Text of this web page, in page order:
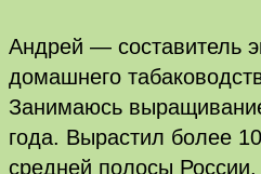
Андрей — составитель
домашнего
Занимаюсь
года. Вырастил более
средней полосы